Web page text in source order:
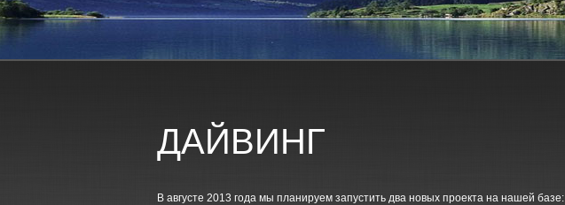
ДАЙВИНГ
В августе 2013 года мы планируем запустить два новых проекта на нашей базе: